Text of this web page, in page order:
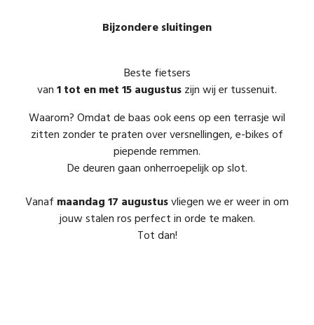
Bijzondere sluitingen
Beste fietsers
van 1 tot en met 15 augustus zijn wij er tussenuit.
Waarom? Omdat de baas ook eens op een terrasje wil
zitten zonder te praten over versnellingen, e-bikes of
piepende remmen.
De deuren gaan onherroepelijk op slot.
Vanaf maandag 17 augustusvliegen we er weer in om
jouw stalen ros perfect in orde te maken.
Tot dan!